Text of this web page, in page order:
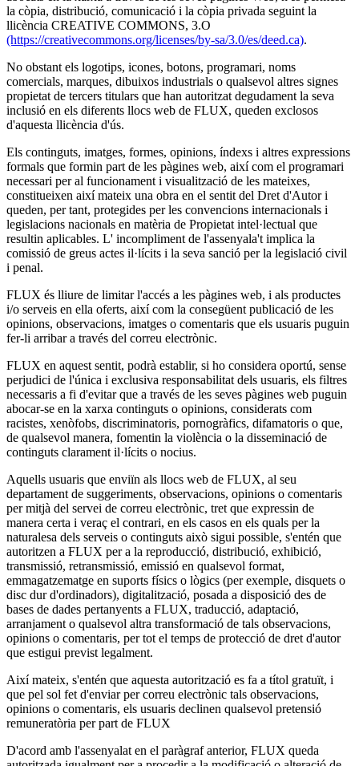
la còpia, distribució, comunicació i la còpia privada seguint la
llicència CREATIVE COMMONS, 3.O
(https://creativecommons.org/licenses/by-sa/3.0/es/deed.ca).
No obstant els logotips, icones, botons, programari, noms
comercials, marques, dibuixos industrials o qualsevol altres signes
propietat de tercers titulars que han autoritzat degudament la seva
inclusió en els diferents llocs web de FLUX, queden exclosos
d'aquesta llicència d'ús.
Els continguts, imatges, formes, opinions, índexs i altres expressions
formals que formin part de les pàgines web, així com el programari
necessari per al funcionament i visualització de les mateixes,
constitueixen així mateix una obra en el sentit del Dret d'Autor i
queden, per tant, protegides per les convencions internacionals i
legislacions nacionals en matèria de Propietat intel·lectual que
resultin aplicables. L' incompliment de l'assenyala't implica la
comissió de greus actes il·lícits i la seva sanció per la legislació civil
i penal.
FLUX és lliure de limitar l'accés a les pàgines web, i als productes
i/o serveis en ella oferts, així com la consegüent publicació de les
opinions, observacions, imatges o comentaris que els usuaris puguin
fer-li arribar a través del correu electrònic.
FLUX en aquest sentit, podrà establir, si ho considera oportú, sense
perjudici de l'única i exclusiva responsabilitat dels usuaris, els filtres
necessaris a fi d'evitar que a través de les seves pàgines web puguin
abocar-se en la xarxa continguts o opinions, considerats com
racistes, xenòfobs, discriminatoris, pornogràfics, difamatoris o que,
de qualsevol manera, fomentin la violència o la disseminació de
continguts clarament il·lícits o nocius.
Aquells usuaris que enviïn als llocs web de FLUX, al seu
departament de suggeriments, observacions, opinions o comentaris
per mitjà del servei de correu electrònic, tret que expressin de
manera certa i veraç el contrari, en els casos en els quals per la
naturalesa dels serveis o continguts això sigui possible, s'entén que
autoritzen a FLUX per a la reproducció, distribució, exhibició,
transmissió, retransmissió, emissió en qualsevol format,
emmagatzematge en suports físics o lògics (per exemple, disquets o
disc dur d'ordinadors), digitalització, posada a disposició des de
bases de dades pertanyents a FLUX, traducció, adaptació,
arranjament o qualsevol altra transformació de tals observacions,
opinions o comentaris, per tot el temps de protecció de dret d'autor
que estigui previst legalment.
Així mateix, s'entén que aquesta autorització es fa a títol gratuït, i
que pel sol fet d'enviar per correu electrònic tals observacions,
opinions o comentaris, els usuaris declinen qualsevol pretensió
remuneratòria per part de FLUX
D'acord amb l'assenyalat en el paràgraf anterior, FLUX queda